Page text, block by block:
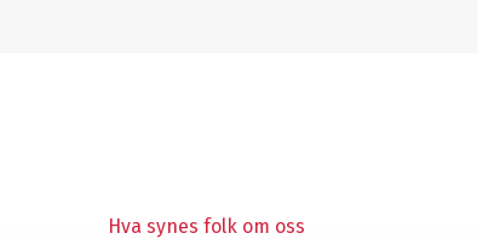
Hva synes folk om oss